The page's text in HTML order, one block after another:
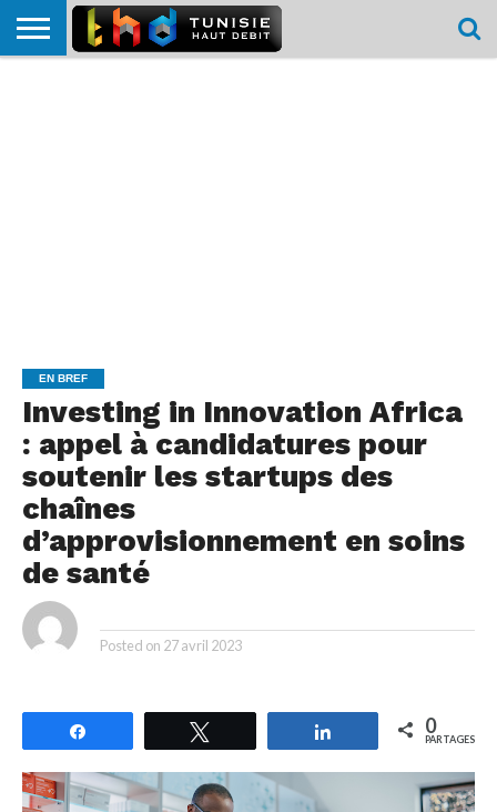
EN BREF
Investing in Innovation Africa
: appel à candidatures pour
soutenir les startups des
chaînes
d’approvisionnement en soins
de santé
Posted on 27 avril 2023
Partagez 0
PARTAGES